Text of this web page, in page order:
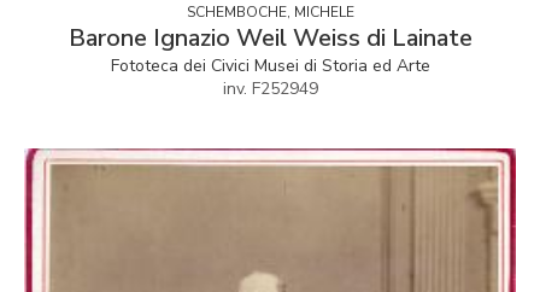
SCHEMBOCHE, MICHELE
Barone Ignazio Weil Weiss di Lainate
Fototeca dei Civici Musei di Storia ed Arte
inv. F252949